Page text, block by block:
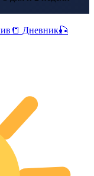
📒 Дневник🎣